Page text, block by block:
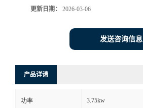
更新日期： 2026-03-06
发送咨询信息
产品详请
功率 3.75kw